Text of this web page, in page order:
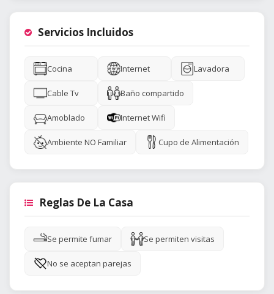
Servicios Incluidos
Cocina Internet Lavadora
Cable Tv Baño compartido
Amoblado Internet Wifi
Ambiente NO Familiar Cupo de Alimentación
Reglas De La Casa
Se permite fumar Se permiten visitas
No se aceptan parejas